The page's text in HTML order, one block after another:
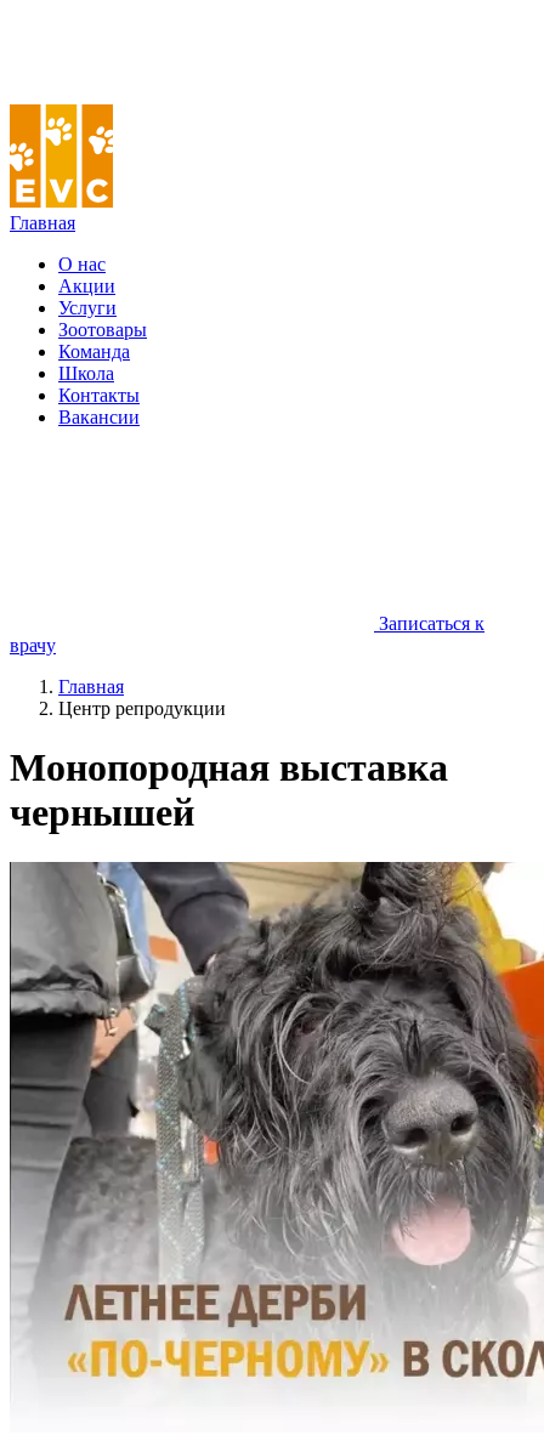
Главная
О нас
Акции
Услуги
Зоотовары
Команда
Школа
Контакты
Вакансии
Записаться к
врачу
Главная
Центр репродукции
Монопородная выставка
чернышей